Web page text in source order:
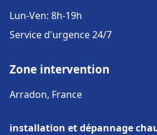
Lun-Ven: 8h-19h
Service d'urgence 24/7
Zone intervention
Arradon, France
installation et dépannage